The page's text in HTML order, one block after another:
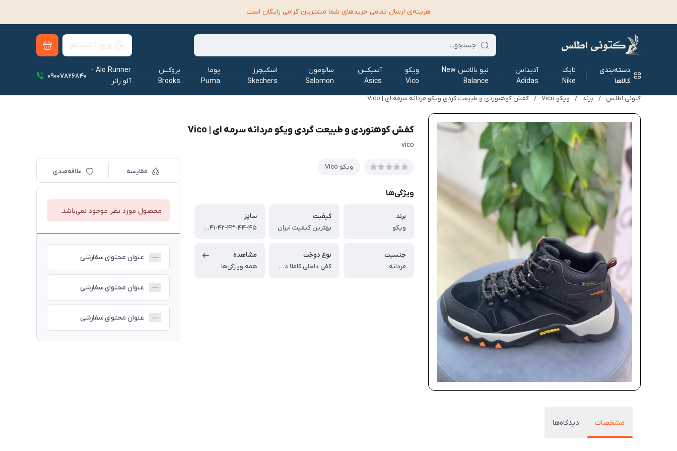
هزینه‌ی ارسال تمامی خرید‌های شما مشتریان گرامی رایگان است
ورود / ثبت‌نام
دسته‌بندی
کالاها
نایک
Nike
آدیداس
Adidas
نیو بالانس New
Balance
ویکو
Vico
آسیکس
Asics
سالومون
Salomon
اسکیچرز
Skechers
پوما
Puma
بروکس
Brooks
Alo Runner -
آلو رانر‌
09007826840
کتونی اطلس / برند / ویکو Vico / کفش کوهنوردی و طبیعت گردی ویکو مردانه سرمه ای | Vico
کفش کوهنوردی و طبیعت گردی ویکو مردانه سرمه ای | Vico
vico
ویکو Vico
ویژگی‌ها
برند
ویکو
کیفیت
بهترین کیفیت ایران
سایز
۴۰-۴۱-۴۲-۴۳-۴۴-۴۵
جنسیت
مردانه
نوع دوخت
کفی داخلی کاملا دوخت
مشاهده
همه ویژگی‌ها
مقایسه علاقه‌مندی
محصول مورد نظر موجود نمی‌باشد.
عنوان محتوای سفارشی
عنوان محتوای سفارشی
عنوان محتوای سفارشی
مشخصات دیدگاه‌ها